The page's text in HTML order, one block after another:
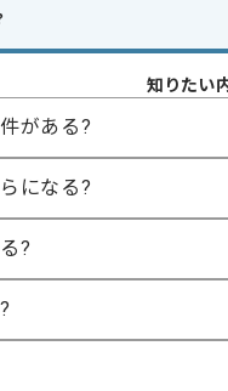
Vue.jsいずれかの開発経験
らの実務経験
グラムまたはWebAPIの設
の経験
イヤーとしての経験
知りたい
がある?
になる?
?